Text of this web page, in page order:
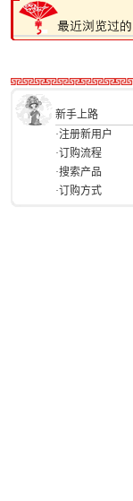
新手上路
·注册新用户
·订购流程
·搜索产品
·订购方式